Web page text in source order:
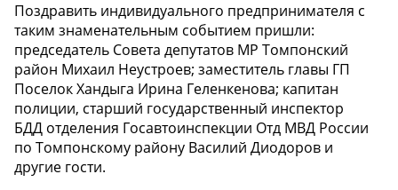
Поздравить индивидуального предпринимателя с
таким знаменательным событием пришли:
председатель Совета депутатов МР Томпонский
район Михаил Неустроев; заместитель главы ГП
Поселок Хандыга Ирина Геленкенова; капитан
полиции, старший государственный инспектор
БДД отделения Госавтоинспекции Отд МВД России
по Томпонскому району Василий Диодоров и
другие гости.